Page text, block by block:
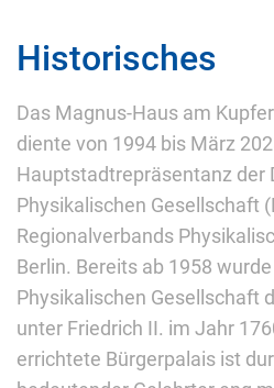
Historisches
Das Magnus-Haus am
diente von 1994 bis März
Hauptstadtrepräsentanz der
Physikalischen Gesellschaft
Regionalverbands
Berlin. Bereits ab 1958
Physikalischen Gesellschaft
unter Friedrich II. im Jahr
errichtete Bürgerpalais ist